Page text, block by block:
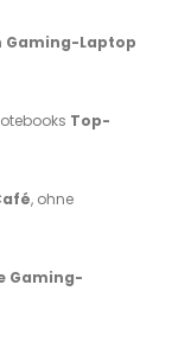
Gaming-Laptop
Top-
, ohne
Gaming-